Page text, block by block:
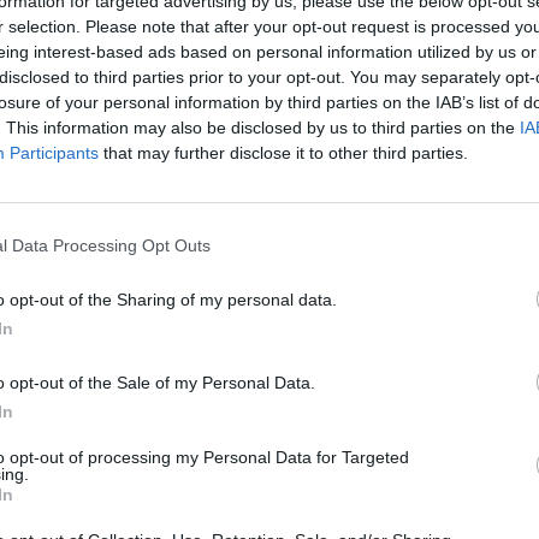
selection. Please note that after your opt-out request is processed
interest-based ads based on personal information utilized by us
to third parties prior to your opt-out. You may separately
of your personal information by third parties on the IAB’s list of
This information may also be disclosed by us to third parties on the
Participants that may further disclose it to other third parties.
Data Processing Opt Outs
opt-out of the Sharing of my personal data.
opt-out of the Sale of my Personal Data.
opt-out of processing my Personal Data for Targeted
múlt héten jelezte a Huawei beszállítóinak, hogy
a kínai nagyvállalat számára, és több tucatnyi
vállalatoktól, akik beszállítóvá szeretnének válni
hivatkozva a Reuters.
az utolsó Huawei elleni fellépése Donald Trumpnak, aki
Joe Bidennek. Trump elnöksége alatt folyamatosan
pozícióját, nemzetbiztonsági okokra hivatkozva.
heteiben, hogy egy kifejezetten rossz Kína-Amerika...
portfolio.hu hírarchívumához tartozik, melynek olvasása
tartalmazza: